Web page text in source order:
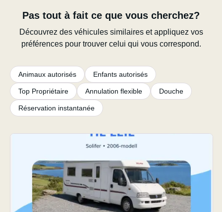
Pas tout à fait ce que vous cherchez?
Découvrez des véhicules similaires et appliquez vos
préférences pour trouver celui qui vous correspond.
Animaux autorisés Enfants autorisés
Top Propriétaire Annulation flexible Douche
Réservation instantanée